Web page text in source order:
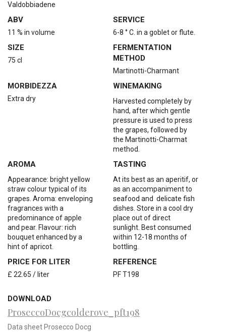
Valdobbiadene
ABV
11 % in volume
SERVICE
6-8 ° C. in a goblet or flute.
SIZE
75 cl
FERMENTATION
METHOD
Martinotti-Charmant
MORBIDEZZA
Extra dry
WINEMAKING
Harvested completely by
hand, after which gentle
pressure is used to press
the grapes, followed by
the Martinotti-Charmat
method.
AROMA
Appearance: bright yellow
straw colour typical of its
grapes. Aroma: enveloping
fragrances with a
predominance of apple
and pear. Flavour: rich
bouquet enhanced by a
hint of apricot.
TASTING
At its best as an aperitif, or
as an accompaniment to
seafood and delicate fish
dishes. Store in a cool dry
place out of direct
sunlight. Best consumed
within 12-18 months of
bottling.
PRICE FOR LITER
£ 22.65 / liter
REFERENCE
PF T198
DOWNLOAD
ProseccoDocgcolderove_pft198
Data sheet Prosecco Docg